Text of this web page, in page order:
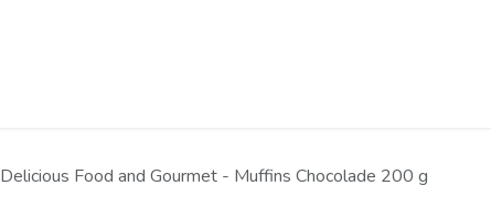
Delicious Food and Gourmet - Muffins Chocolade 200 g